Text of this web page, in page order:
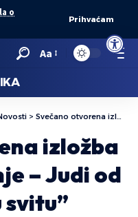
Open
o
Prihvaćam
Aa
> Svečano otvorena izložba “Iz bakine škrinje – Judi od škoja u tuđemu svitu”
izložba
– Judi od
svitu”